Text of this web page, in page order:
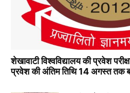
शेखावाटी विश्वविद्यालय की प्रवेश
प्रवेश की अंतिम तिथि 14 अगस्त तक